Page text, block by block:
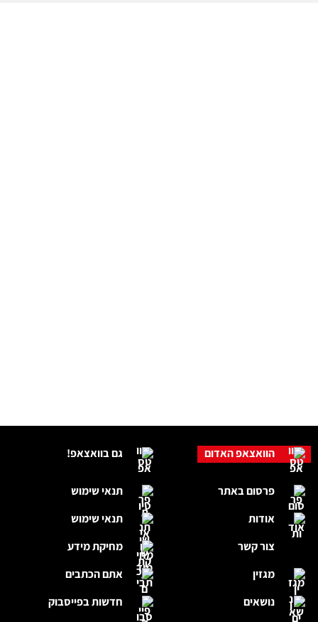
גם בוואצאפ!
תנאי שימוש
תנאי שימוש
מחיקת מידע
אתם הכתבים
חדשות בפייסבוק
הוואצאפ האדום
פרסום באתר
אודות
צור קשר
מגזין
נושאים